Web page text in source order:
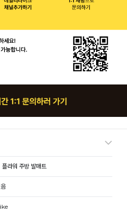
플라워 주방 발매트